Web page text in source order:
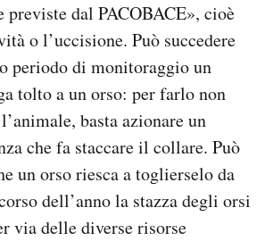
previste dal PACOBACE», cioè
o l’uccisione. Può succedere
periodo di monitoraggio un
tolto a un orso: per farlo non
basta azionare un
che fa staccare il collare. Può
un orso riesca a toglierselo da
dell’anno la stazza degli orsi
via delle diverse risorse